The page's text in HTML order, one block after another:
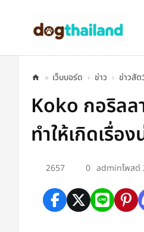
» เว็บบอร์ด › ข่าว › ข่าวสัต
Koko กอริล
ทำให้เกิดเรื่อ
2657 0 adminโพสต์